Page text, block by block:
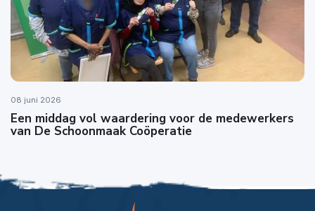
08 juni 2026
Een middag vol waardering voor de medewerkers
van De Schoonmaak Coöperatie